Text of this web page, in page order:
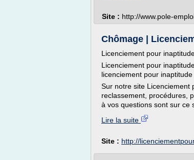
Site : http://www.pole-
Chômage |
Licenciement pour
Licenciement pour
licenciement pour inaptitude
Sur notre site Licenciement
reclassement, procédures,
à vos questions sont sur ce
Lire la suite
Site : http://